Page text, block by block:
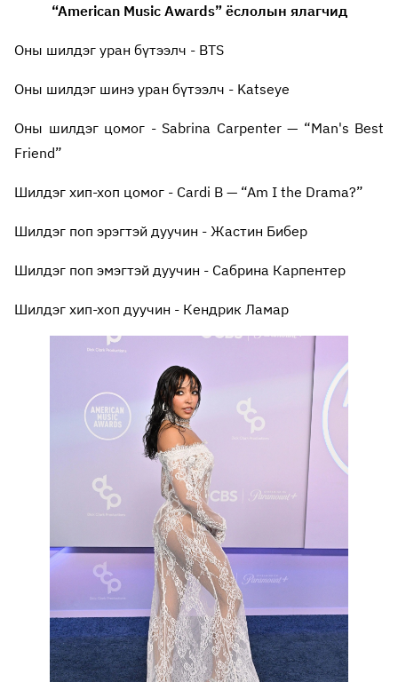
“American Music Awards” ёслолын ялагчид
Оны шилдэг уран бүтээлч - BTS
Оны шилдэг шинэ уран бүтээлч - Katseye
Оны шилдэг цомог - Sabrina Carpenter — “Man's Best
Friend”
Шилдэг хип-хоп цомог - Cardi B — “Am I the Drama?”
Шилдэг поп эрэгтэй дуучин - Жастин Бибер
Шилдэг поп эмэгтэй дуучин - Сабрина Карпентер
Шилдэг хип-хоп дуучин - Кендрик Ламар